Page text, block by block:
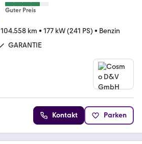
Guter Preis
104.558 km • 177 kW (241 PS) • Benzin
GARANTIE
Kontakt Parken